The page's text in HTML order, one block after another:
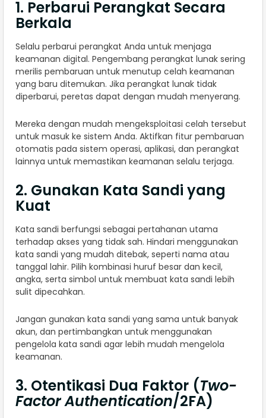
1. Perbarui Perangkat Secara
Berkala
Selalu perbarui perangkat Anda untuk menjaga
keamanan digital. Pengembang perangkat lunak sering
merilis pembaruan untuk menutup celah keamanan
yang baru ditemukan. Jika perangkat lunak tidak
diperbarui, peretas dapat dengan mudah menyerang.
Mereka dengan mudah mengeksploitasi celah tersebut
untuk masuk ke sistem Anda. Aktifkan fitur pembaruan
otomatis pada sistem operasi, aplikasi, dan perangkat
lainnya untuk memastikan keamanan selalu terjaga.
2. Gunakan Kata Sandi yang
Kuat
Kata sandi berfungsi sebagai pertahanan utama
terhadap akses yang tidak sah. Hindari menggunakan
kata sandi yang mudah ditebak, seperti nama atau
tanggal lahir. Pilih kombinasi huruf besar dan kecil,
angka, serta simbol untuk membuat kata sandi lebih
sulit dipecahkan.
Jangan gunakan kata sandi yang sama untuk banyak
akun, dan pertimbangkan untuk menggunakan
pengelola kata sandi agar lebih mudah mengelola
keamanan.
3. Otentikasi Dua Faktor (Two-
Factor Authentication/2FA)